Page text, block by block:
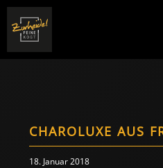
CHAROLUXE AUS
18. Januar 2018